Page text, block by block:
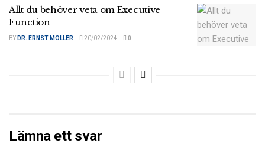
Allt du behöver veta om Executive
Function
BY DR. ERNST MOLLER 20/02/2024 0
Lämna ett svar